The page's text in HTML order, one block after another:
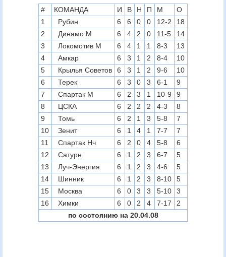
# КОМАНДА И В Н П М
О
1
Рубин 6 6 0 0 12-2
18
2
Динамо М 6 4 2 0 11-5
14
3
Локомотив М 6 4 1 1 8-3
13
4
Амкар 6 3 1 2 8-4
10
5
Крылья Советов 6 3 1 2 9-6
10
6
Терек 6 3 0 3 6-1
9
7
Спартак М 6 2 3 1 10-9
9
8
ЦСКА 6 2 2 2 4-3
8
9
Томь 6 2 1 3 5-8
7
10
Зенит 6 1 4 1 7-7
7
11
Спартак Нч 6 2 0 4 5-8
6
12
Сатурн 6 1 2 3 6-7
5
13
Луч-Энергия 6 1 2 3 4-6
5
14
Шинник 6 1 2 3 8-10
5
15
Москва 6 0 3 3 5-10
3
16
Химки 6 0 2 4 7-17
2
по состоянию на 20.04.08